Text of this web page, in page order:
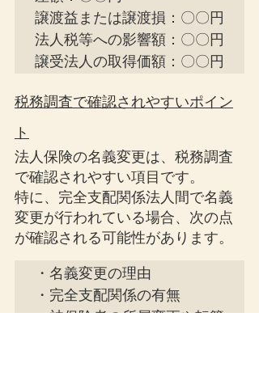
譲渡益または譲渡損：〇〇円
法人税等への影響額：〇〇円
譲受法人の取得価額：〇〇円
税務調査で確認されやすいポイン
ト
法人保険の名義変更は、税務調査
で確認されやすい項目です。
特に、完全支配関係法人間で名義
変更が行われている場合、次の点
が確認される可能性があります。
・名義変更の理由
・完全支配関係の有無
・被保険者の所属変更や転籍